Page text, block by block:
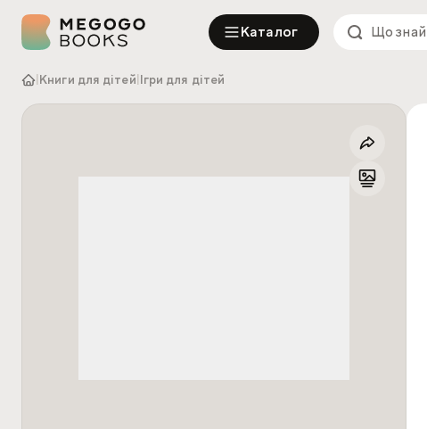
Каталог
Книги для дітей Ігри для дітей